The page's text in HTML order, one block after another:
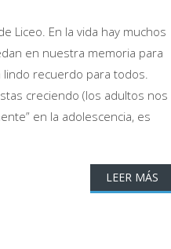
Liceo. En la vida hay muchos
en nuestra memoria para
recuerdo para todos.
creciendo (los adultos nos
en la adolescencia, es
LEER MÁS